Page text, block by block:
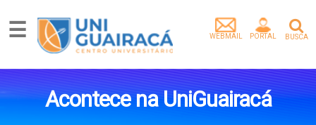
Graduação
Graduação
☰ BUSCA
PORTAL
WEBMAIL
Acontece na UniGuairacá